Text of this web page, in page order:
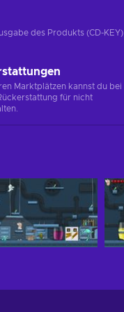
des Produkts (CD-KEY)
Marktplätzen kannst du bei
für nicht